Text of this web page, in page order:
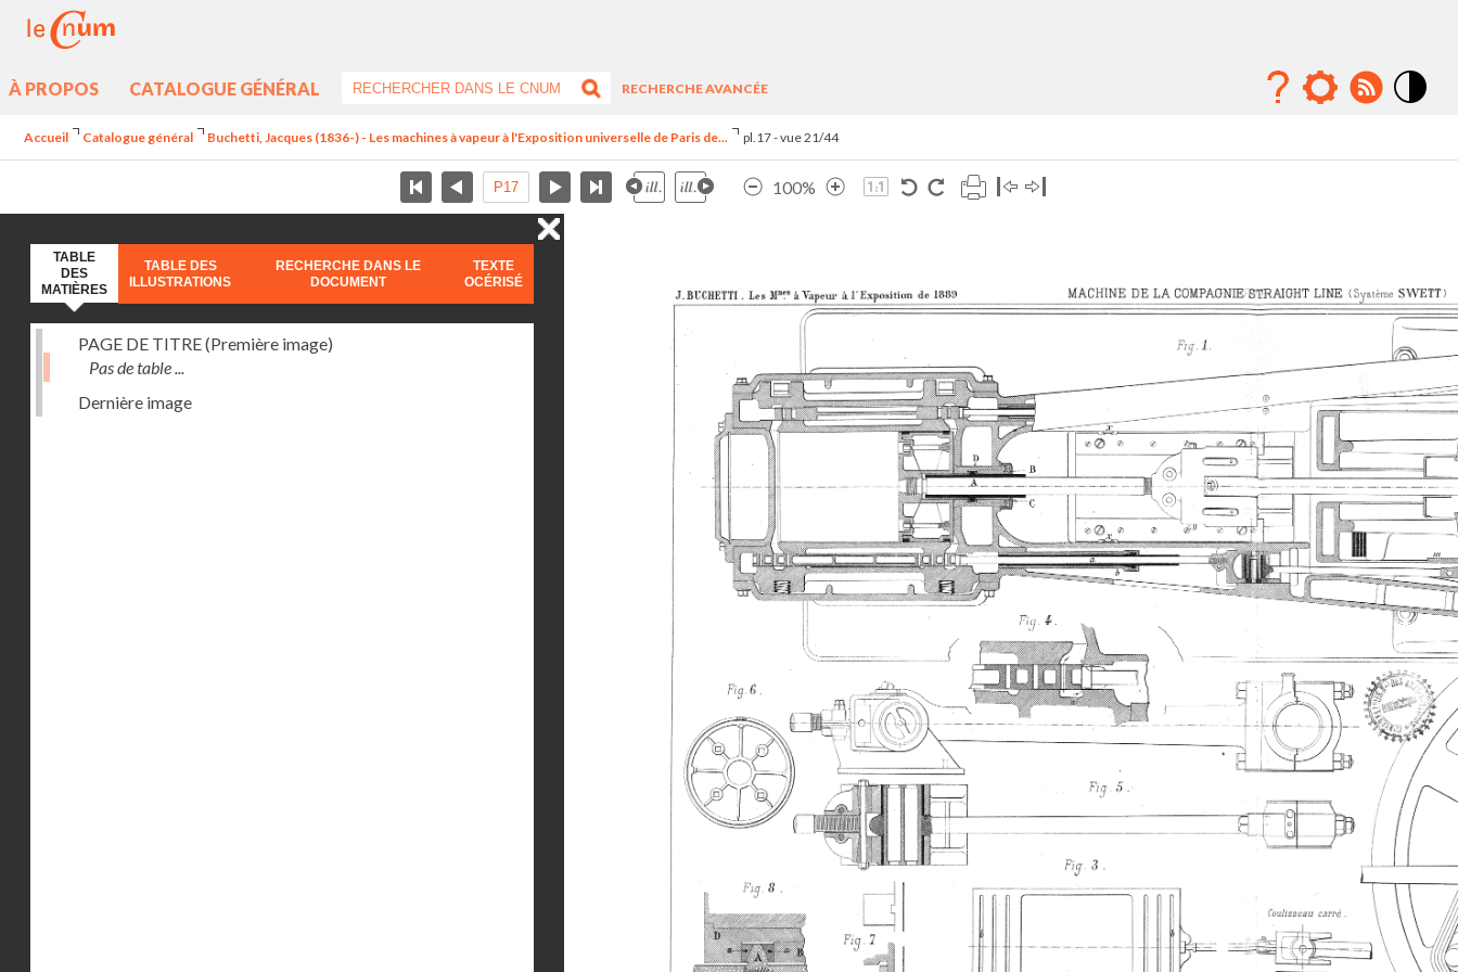
À PROPOS CATALOGUE GÉNÉRAL
RECHERCHE AVANCÉE
Accueil Catalogue général Buchetti, Jacques (1836-) - Les machines à vapeur à l'Exposition universelle de Paris de... pl.17 - vue 21/44
100%
TABLE
DES
MATIÈRES
TABLE DES
ILLUSTRATIONS
RECHERCHE DANS LE
DOCUMENT
TEXTE
OCÉRISÉ
PAGE DE TITRE (Première image)
Pas de table ...
Dernière image